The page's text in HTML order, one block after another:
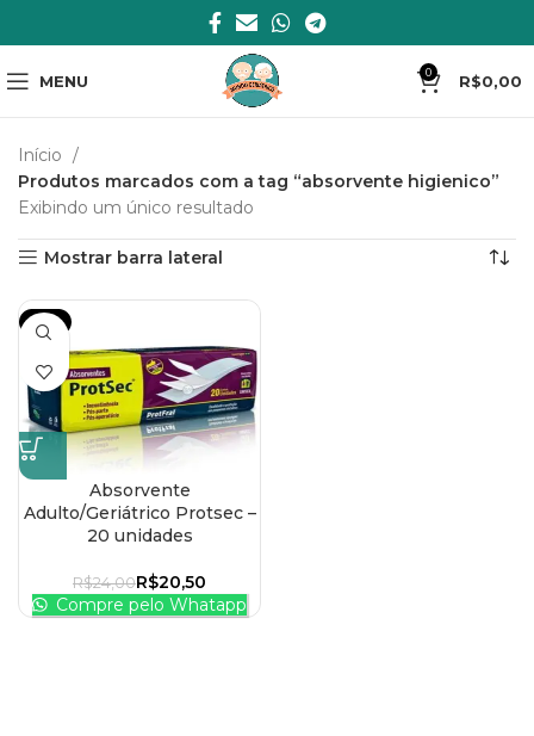
MENU 0 R$0,00
Início
Produtos marcados com a tag “absorvente higienico”
Exibindo um único resultado
Mostrar barra lateral
-15%
Absorvente
Adulto/Geriátrico Protsec –
20 unidades
R$24,00R$20,50
Compre pelo Whatapp